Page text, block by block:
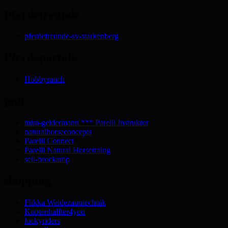
pferdefreunde-sv-starkenberg
Hobbyranch
mira-geldermann *** Parelli Instruktor
naturalhorseconcepts
Parelli Connect
Parelli Natural Horsetraing
seil-brockamp
Flikka Weidezauntechnik
Knotenhalfter4you
luckyriders